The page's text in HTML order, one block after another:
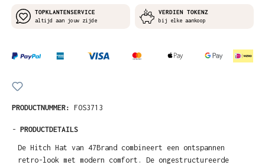
TOPKLANTENSERVICE
altijd aan jouw zijde
VERDIEN TOKENZ
bij elke aankoop
PRODUCTNUMMER: FOS3713
- PRODUCTDETAILS
De Hitch Hat van 47Brand combineert een ontspannen
retro-look met modern comfort. De ongestructureerde